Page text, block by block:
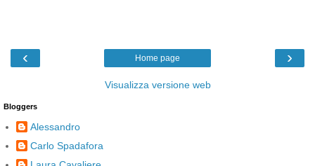
‹ ›
Home page
Visualizza versione web
Bloggers
Alessandro
Carlo Spadafora